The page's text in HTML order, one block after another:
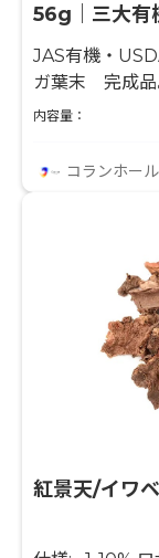
56g｜三大有
JAS有機・
ガ葉末 完成品
然着色料・グ
着色。完成品
内容量：
コランホー
紅景天/イワ